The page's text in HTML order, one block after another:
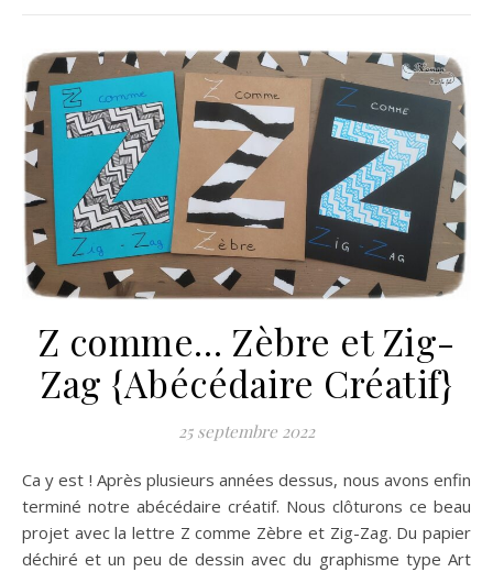
Z comme… Zèbre et Zig-
Zag {Abécédaire Créatif}
25 septembre 2022
Ca y est ! Après plusieurs années dessus, nous avons enfin
terminé notre abécédaire créatif. Nous clôturons ce beau
projet avec la lettre Z comme Zèbre et Zig-Zag. Du papier
déchiré et un peu de dessin avec du graphisme type Art